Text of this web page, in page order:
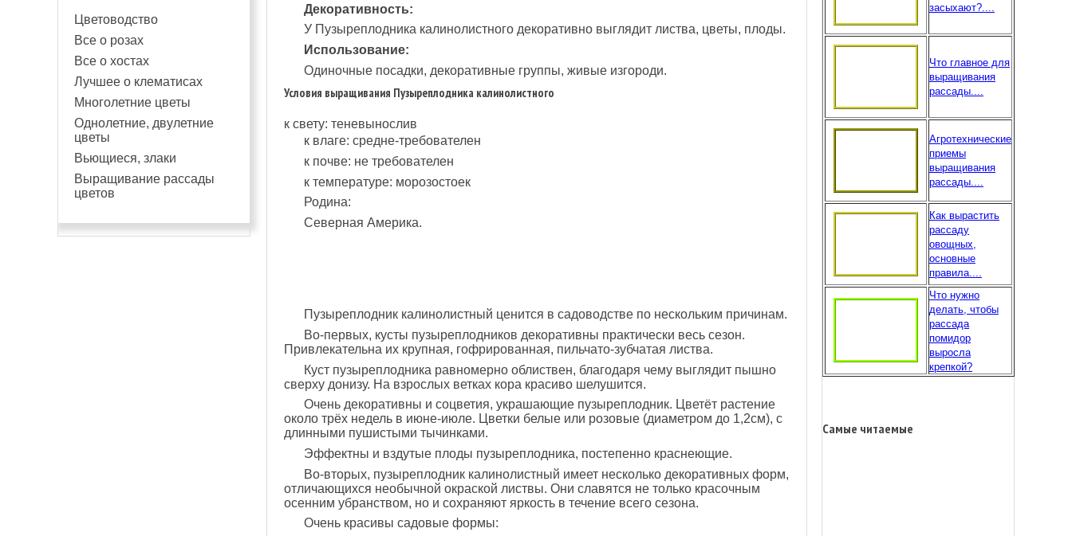
Цветоводство
Все о розах
Все о хостах
Лучшее о клематисах
Многолетние цветы
Однолетние, двулетние
цветы
Вьющиеся, злаки
Выращивание рассады
цветов
Декоративность:
У Пузыреплодника калинолистного декоративно выглядит листва, цветы, плоды.
Использование:
Одиночные посадки, декоративные группы, живые изгороди.
Условия выращивания Пузыреплодника калинолистного
к свету: теневынослив
к влаге: средне-требователен
к почве: не требователен
к температуре: морозостоек
Родина:
Северная Америка.
Пузыреплодник калинолистный ценится в садоводстве по нескольким причинам.
Во-первых, кусты пузыреплодников декоративны практически весь сезон.
Привлекательна их крупная, гофрированная, пильчато-зубчатая листва.
Куст пузыреплодника равномерно облиствен, благодаря чему выглядит пышно
сверху донизу. На взрослых ветках кора красиво шелушится.
Очень декоративны и соцветия, украшающие пузыреплодник. Цветёт растение
около трёх недель в июне-июле. Цветки белые или розовые (диаметром до 1,2см), с
длинными пушистыми тычинками.
Эффектны и вздутые плоды пузыреплодника, постепенно краснеющие.
Во-вторых, пузыреплодник калинолистный имеет несколько декоративных форм,
отличающихся необычной окраской листвы. Они славятся не только красочным
осенним убранством, но и сохраняют яркость в течение всего сезона.
Очень красивы садовые формы:
засыхают?....
Что главное для
выращивания
рассады....
Агротехнические
приемы
выращивания
рассады....
Как вырастить
рассаду
овощных,
основные
правила....
Что нужно
делать, чтобы
рассада
помидор
выросла
крепкой?
Самые читаемые